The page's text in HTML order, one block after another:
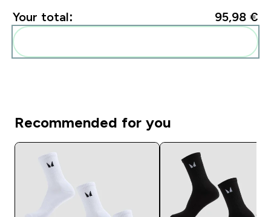
Your total: 95,98 €‎
Recommended for you